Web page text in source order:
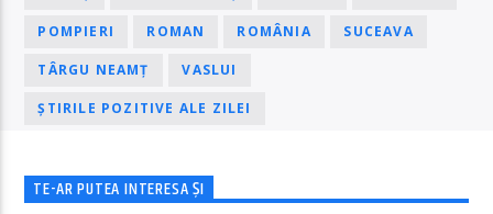
POMPIERI ROMAN ROMÂNIA SUCEAVA
TÂRGU NEAMȚ VASLUI
ȘTIRILE POZITIVE ALE ZILEI
TE-AR PUTEA INTERESA ȘI